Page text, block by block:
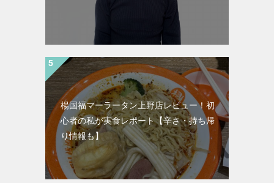
楊国福マーラータン上野店レビュー！初
心者の私が実食レポート【辛さ・持ち帰
り情報も】